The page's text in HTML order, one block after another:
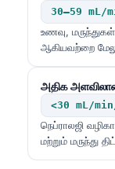
30–59 mL/
உணவு,
ஆகியவற்றை
அதிக
<30 mL/
நெப்ராலஜி
மற்றும் மருந்து